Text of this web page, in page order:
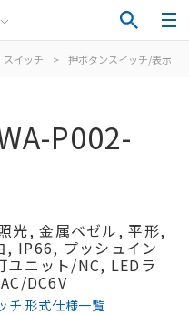
スイッチ > 押ボタンスイッチ/表示灯
P002-
光, 金属ベゼル, 平形,
, IP66, プッシュイン
ニット/NC, LEDラ
DC6V
チ 形式仕様一覧